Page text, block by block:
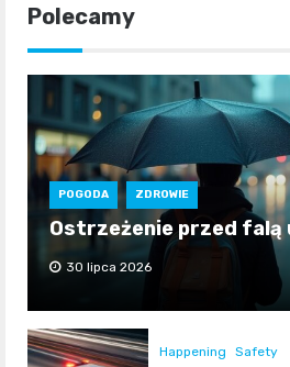
Polecamy
POGODA ZDROWIE
Ostrzeżenie przed falą
30 lipca 2026
Happening Safety